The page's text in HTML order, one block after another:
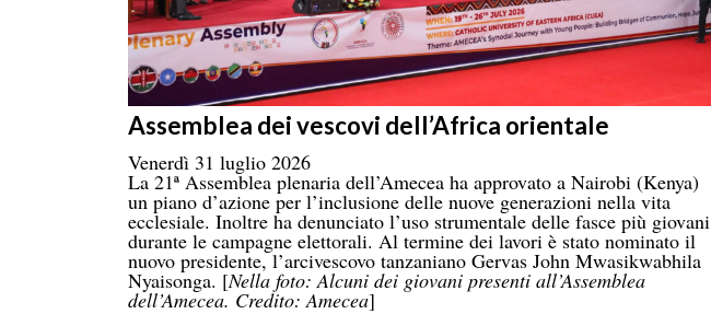
Assemblea dei vescovi dell’Africa orientale
Venerdì 31 luglio 2026
La 21ª Assemblea plenaria dell’Amecea ha approvato a Nairobi (Kenya)
un piano d’azione per l’inclusione delle nuove generazioni nella vita
ecclesiale. Inoltre ha denunciato l’uso strumentale delle fasce più giovani
durante le campagne elettorali. Al termine dei lavori è stato nominato il
nuovo presidente, l’arcivescovo tanzaniano Gervas John Mwasikwabhila
Nyaisonga. [Nella foto: Alcuni dei giovani presenti all’Assemblea
dell’Amecea. Credito: Amecea]